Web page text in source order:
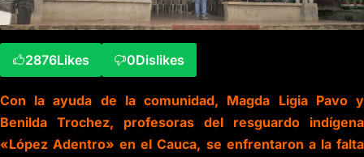
2876Likes 0Dislikes
Con la ayuda de la comunidad, Magda Ligia Pavo y
Benilda Trochez, profesoras del resguardo indígena
«López Adentro» en el Cauca, se enfrentaron a la falta